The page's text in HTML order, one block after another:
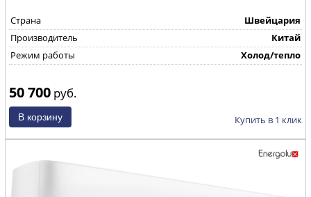
Страна
Швейцария
Производитель
Китай
Режим работы
Холод/тепло
50 700 руб.
Купить в 1 клик